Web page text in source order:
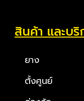
สินค้า และบริ
ยาง
ตั้งศูนย์